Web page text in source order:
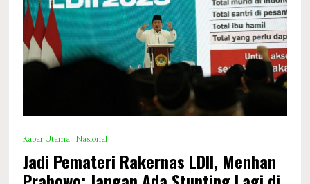
Kabar Utama Nasional
Jadi Pemateri Rakernas LDII, Menhan